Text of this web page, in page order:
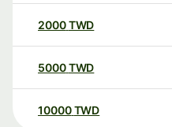
2000TWD
5000TWD
10000 TWD